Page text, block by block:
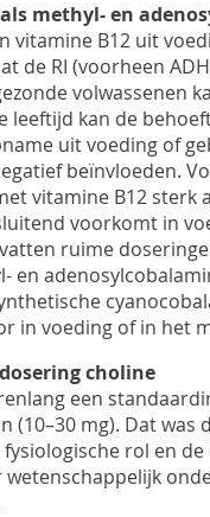
methyl- en
vitamine B12 uit
de RI (voorheen
volwassenen
leeftijd kan de
uit voeding of
beïnvloeden.
vitamine B12 sterk
voorkomt in
ruime
en
in voeding of in het
choline
een
(10–30 mg). Dat
rol en